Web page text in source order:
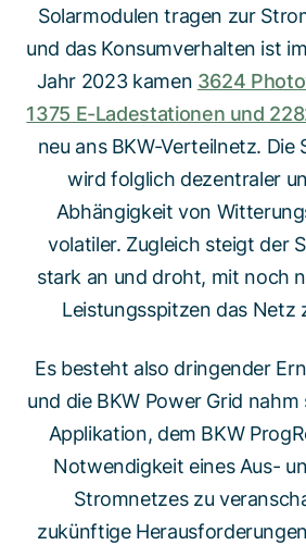
Solarmodulen tragen zur
und das Konsumverhalten ist
Jahr 2023 kamen 3624
1375 E-Ladestationen und
neu ans BKW-Verteilnetz. Die
wird folglich dezentraler
Abhängigkeit von
volatiler. Zugleich steigt der
stark an und droht, mit noch
Leistungsspitzen das Netz
Es besteht also dringender
und die BKW Power Grid
Applikation, dem BKW
Notwendigkeit eines Aus-
Stromnetzes zu
zukünftige